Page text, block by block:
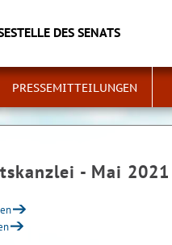
DES SENATS
PRESSEMITTEILUNGEN
- Mai 2021